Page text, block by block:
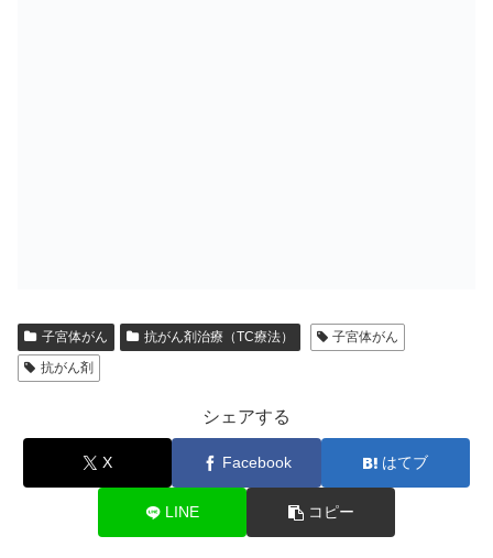
子宮体がん 抗がん剤治療（TC療法）
子宮体がん
抗がん剤
シェアする
X Facebook はてブ
LINE コピー